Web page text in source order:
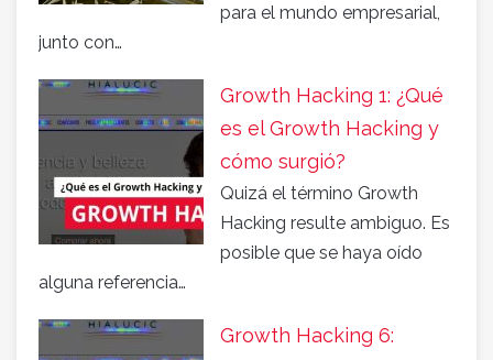
para el mundo empresarial,
junto con…
Growth Hacking 1: ¿Qué
es el Growth Hacking y
cómo surgió?
Quizá el término Growth
Hacking resulte ambiguo. Es
posible que se haya oído
alguna referencia…
Growth Hacking 6: